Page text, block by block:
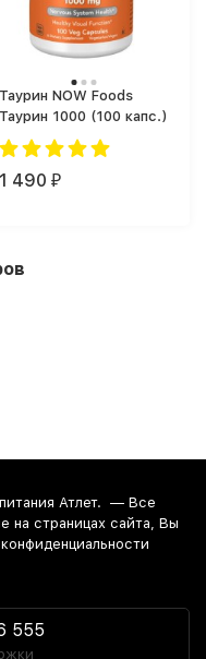
Таурин NOW Foods
Таурин 1000 (100 капс.)
1 490 ₽
Атлет. — Все
на страницах сайта, Вы
555